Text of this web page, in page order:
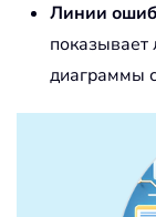
Линии
диаграммы